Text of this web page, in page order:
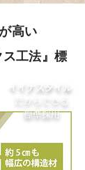
イイナスタイル
だからできる
標準採用
高い
ス工法』標